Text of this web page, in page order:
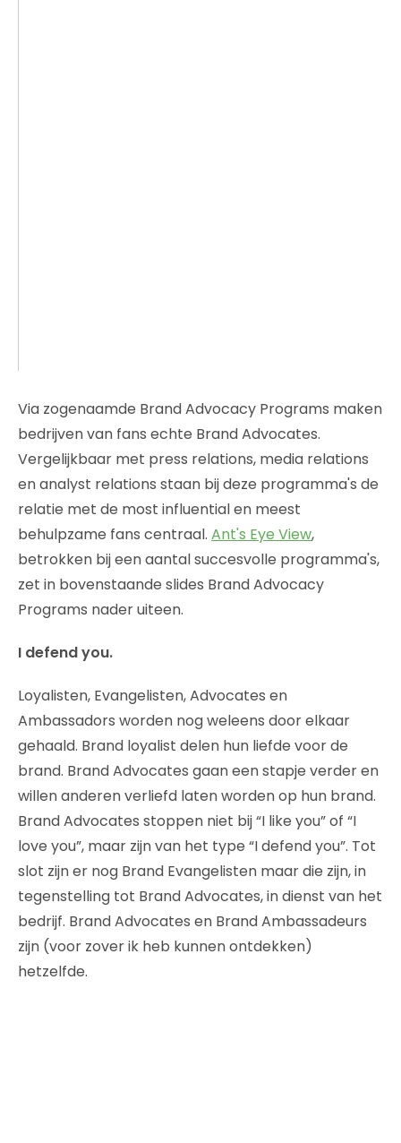
Via zogenaamde Brand Advocacy Programs maken
bedrijven van fans echte Brand Advocates.
Vergelijkbaar met press relations, media relations
en analyst relations staan bij deze programma's de
relatie met de most influential en meest
behulpzame fans centraal. Ant's Eye View,
betrokken bij een aantal succesvolle programma's,
zet in bovenstaande slides Brand Advocacy
Programs nader uiteen.
I defend you.
Loyalisten, Evangelisten, Advocates en
Ambassadors worden nog weleens door elkaar
gehaald. Brand loyalist delen hun liefde voor de
brand. Brand Advocates gaan een stapje verder en
willen anderen verliefd laten worden op hun brand.
Brand Advocates stoppen niet bij “I like you” of “I
love you”, maar zijn van het type “I defend you”. Tot
slot zijn er nog Brand Evangelisten maar die zijn, in
tegenstelling tot Brand Advocates, in dienst van het
bedrijf. Brand Advocates en Brand Ambassadeurs
zijn (voor zover ik heb kunnen ontdekken)
hetzelfde.